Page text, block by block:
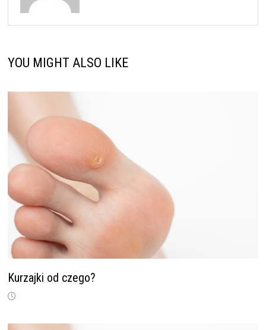
YOU MIGHT ALSO LIKE
Kurzajki od czego?